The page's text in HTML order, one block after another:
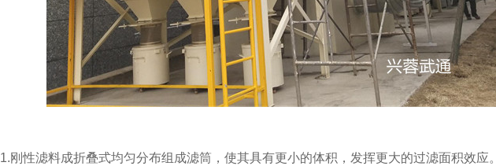
1.刚性滤料成折叠式均匀分布组成滤筒，使其具有更小的体积，发挥更大的过滤面积效应。